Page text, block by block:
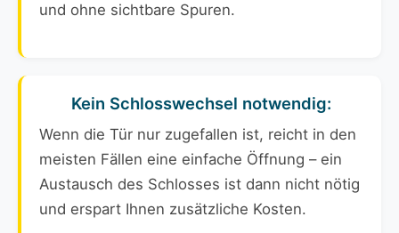
und ohne sichtbare Spuren.
Kein Schlosswechsel notwendig:
Wenn die Tür nur zugefallen ist, reicht in den
meisten Fällen eine einfache Öffnung – ein
Austausch des Schlosses ist dann nicht nötig
und erspart Ihnen zusätzliche Kosten.